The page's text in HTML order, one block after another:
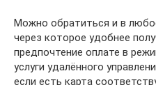
Можно обратиться и в
через которое удобнее
предпочтение оплате в
услуги удалённого
если есть карта